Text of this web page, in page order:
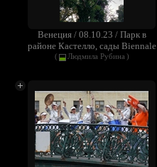
Венеция / 08.10.23 / Парк в
районе Кастелло, сады Biennale
( Людмила Рубина )